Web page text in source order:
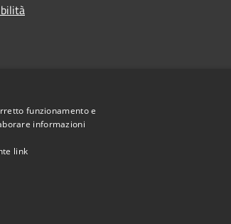
• Comune di Santo Stefano di Cadore • Powered by
funzionamento e
informazioni
link